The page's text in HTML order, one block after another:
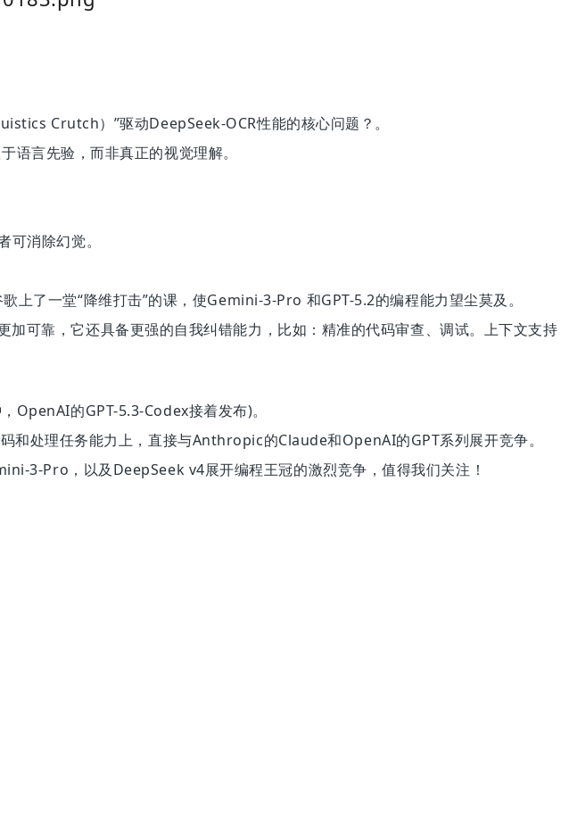
Crutch）”驱动DeepSeek-OCR性能的核心问题？。
语言先验，而非真正的视觉理解。
可消除幻觉。
了一堂“降维打击”的课，使Gemini-3-Pro 和GPT-5.2的编程能力望尘莫及。
可靠，它还具备更强的自我纠错能力，比如：精准的代码审查、调试。上下文支持
OpenAI的GPT-5.3-Codex接着发布)。
和处理任务能力上，直接与Anthropic的Claude和OpenAI的GPT系列展开竞争。
3-Pro，以及DeepSeek v4展开编程王冠的激烈竞争，值得我们关注！